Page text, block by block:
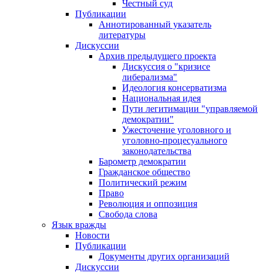
Честный суд
Публикации
Аннотированный указатель
литературы
Дискуссии
Архив предыдущего проекта
Дискуссия о "кризисе
либерализма"
Идеология консерватизма
Национальная идея
Пути легитимации "управляемой
демократии"
Ужесточение уголовного и
уголовно-процесуального
законодательства
Барометр демократии
Гражданское общество
Политический режим
Право
Революция и оппозиция
Свобода слова
Язык вражды
Новости
Публикации
Документы других организаций
Дискуссии